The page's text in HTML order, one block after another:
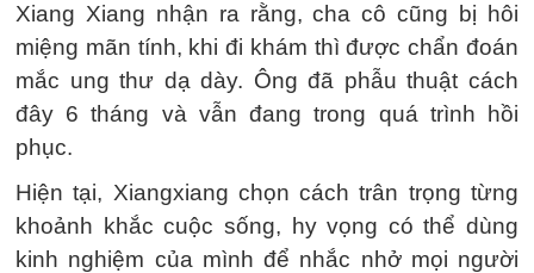
Xiang Xiang nhận ra rằng, cha cô cũng bị hôi
miệng mãn tính, khi đi khám thì được chẩn đoán
mắc ung thư dạ dày. Ông đã phẫu thuật cách
đây 6 tháng và vẫn đang trong quá trình hồi
phục.
Hiện tại, Xiangxiang chọn cách trân trọng từng
khoảnh khắc cuộc sống, hy vọng có thể dùng
kinh nghiệm của mình để nhắc nhở mọi người